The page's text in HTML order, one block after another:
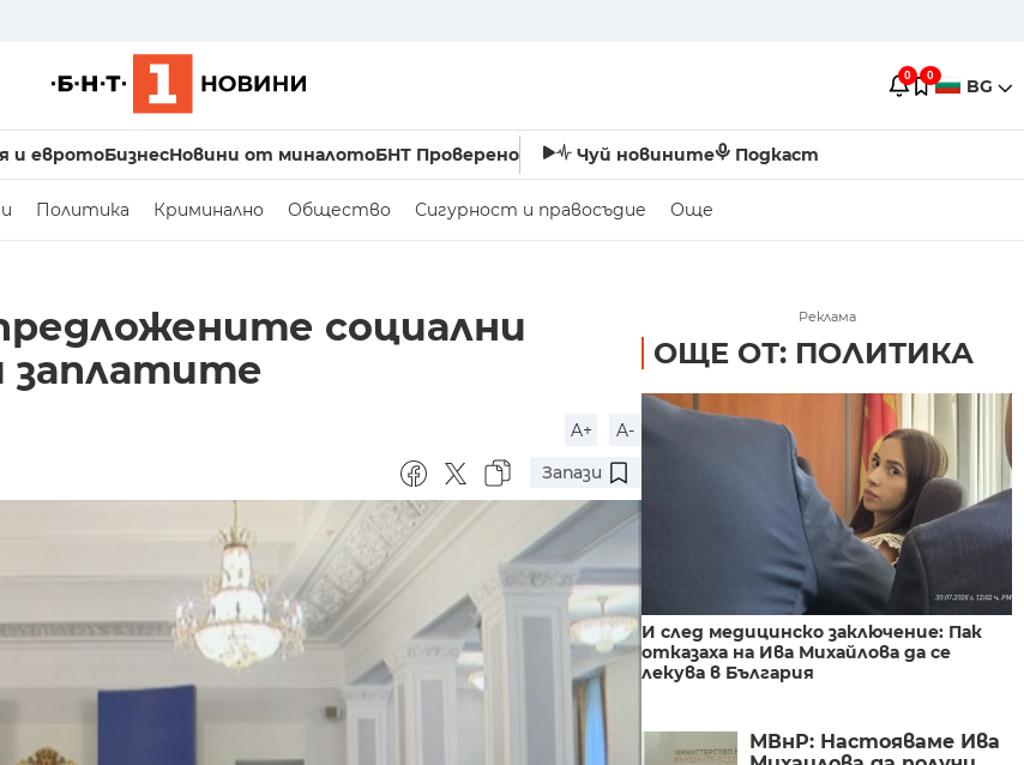
0 0 BG
и евротоБизнесНовини от миналотоБНТ Проверено Чуй новините Подкаст
Политика Криминално Общество Сигурност и правосъдие Още
социални
заплатите
A+
A-
Запази
Реклама
ОЩЕ ОТ: ПОЛИТИКА
И след медицинско заключение: Пак
отказаха на Ива Михайлова да се
лекува в България
МВнР: Настояваме Ива